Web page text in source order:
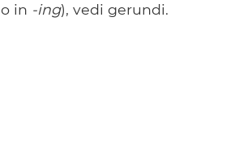
in -ing), vedi gerundi.